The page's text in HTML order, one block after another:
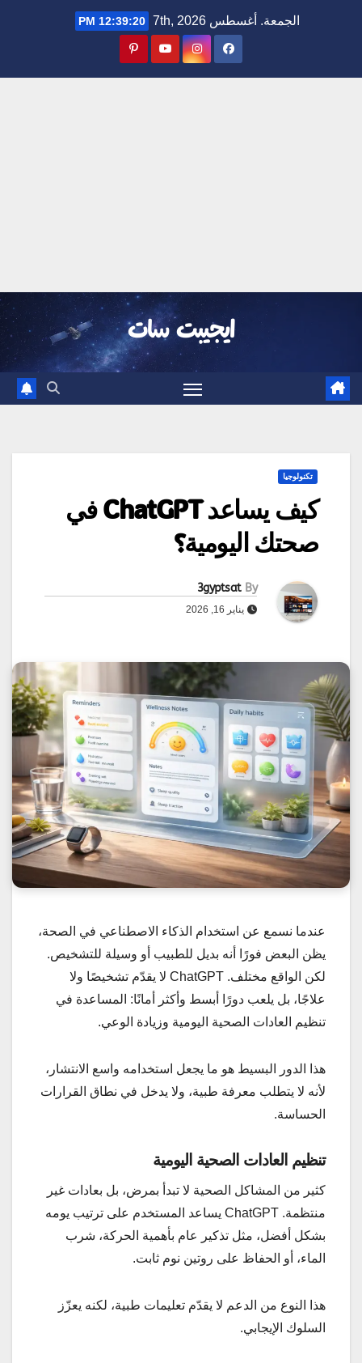
الجمعة. أغسطس 7th, 2026 12:39:21 PM
ايجيبت سات
تكنولوجيا
كيف يساعد ChatGPT في
صحتك اليومية؟
By
3gyptsat
يناير 16, 2026
عندما نسمع عن استخدام الذكاء الاصطناعي في الصحة،
يظن البعض فورًا أنه بديل للطبيب أو وسيلة للتشخيص.
لكن الواقع مختلف. ChatGPT لا يقدّم تشخيصًا ولا
علاجًا، بل يلعب دورًا أبسط وأكثر أمانًا: المساعدة في
تنظيم العادات الصحية اليومية وزيادة الوعي.
هذا الدور البسيط هو ما يجعل استخدامه واسع الانتشار،
لأنه لا يتطلب معرفة طبية، ولا يدخل في نطاق القرارات
الحساسة.
تنظيم العادات الصحية اليومية
كثير من المشاكل الصحية لا تبدأ بمرض، بل بعادات غير
منتظمة. ChatGPT يساعد المستخدم على ترتيب يومه
بشكل أفضل، مثل تذكير عام بأهمية الحركة، شرب
الماء، أو الحفاظ على روتين نوم ثابت.
هذا النوع من الدعم لا يقدّم تعليمات طبية، لكنه يعزّز
السلوك الإيجابي.